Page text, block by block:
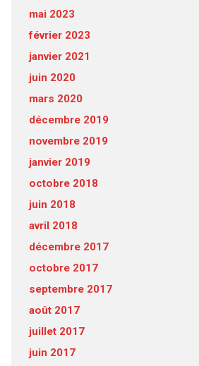
mai 2023
février 2023
janvier 2021
juin 2020
mars 2020
décembre 2019
novembre 2019
janvier 2019
octobre 2018
juin 2018
avril 2018
décembre 2017
octobre 2017
septembre 2017
août 2017
juillet 2017
juin 2017